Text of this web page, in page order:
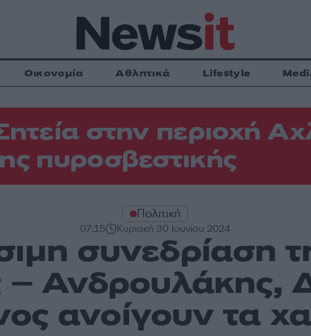
Οικονομία Αθλητικά Lifestyle
στην περιοχή
πυροσβεστικής
Πολιτική
07:15 Κυριακή 30 Ιουνίου 2024
συνεδρίαση
– Ανδρουλάκης,
ανοίγουν τα